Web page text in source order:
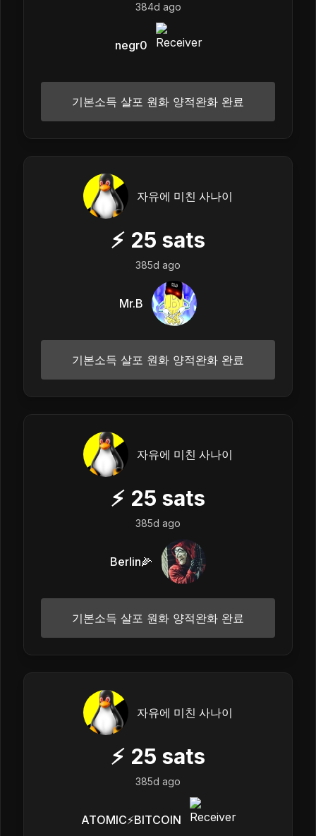
384d ago
negr0
기본소득 살포 원화 양적완화 완료
자유에 미친 사나이
⚡ 25 sats
385d ago
Mr.B
기본소득 살포 원화 양적완화 완료
자유에 미친 사나이
⚡ 25 sats
385d ago
Berlin🌽
기본소득 살포 원화 양적완화 완료
자유에 미친 사나이
⚡ 25 sats
385d ago
ATOMIC⚡️BITCOIN